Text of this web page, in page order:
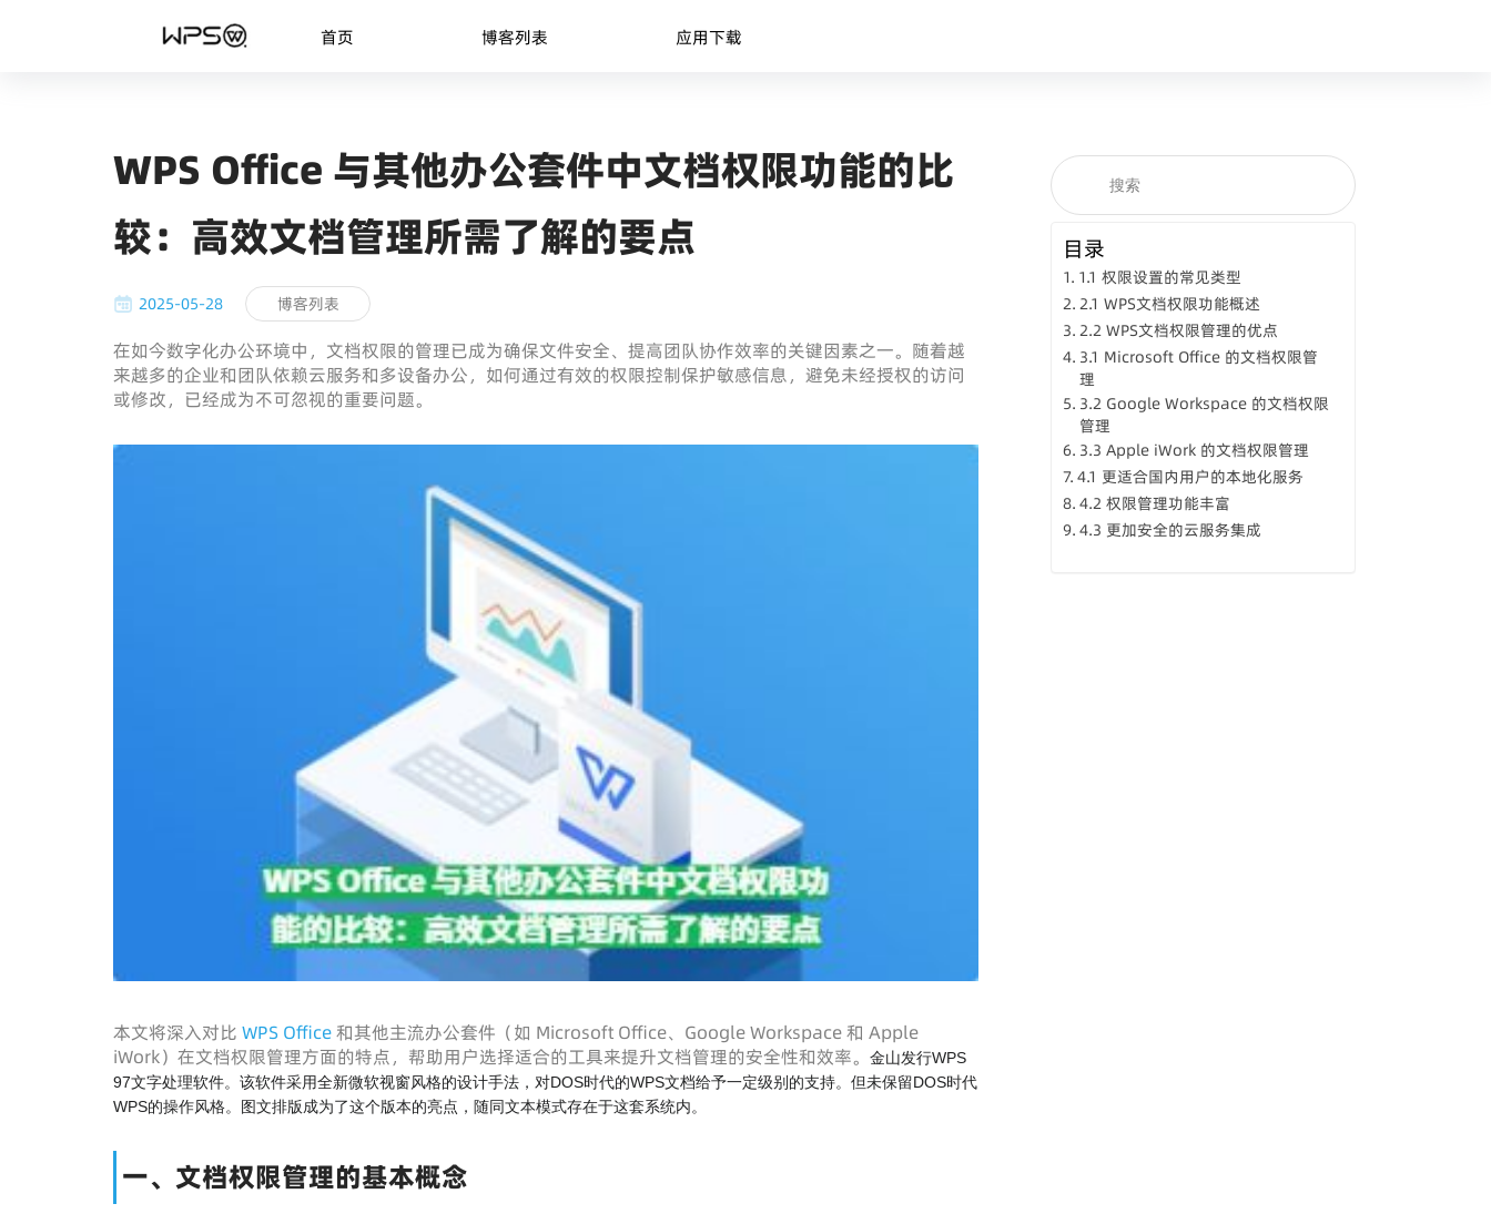
首页 博客列表 应用下载
WPS Office 与其他办公套件中文档权限功能的比
较：高效文档管理所需了解的要点
2025-05-28 博客列表
在如今数字化办公环境中，文档权限的管理已成为确保文件安全、提高团队协作效率的关键因素之一。随着越
来越多的企业和团队依赖云服务和多设备办公，如何通过有效的权限控制保护敏感信息，避免未经授权的访问
或修改，已经成为不可忽视的重要问题。
本文将深入对比 WPS Office和其他主流办公套件（如 Microsoft Office、Google Workspace 和 Apple
iWork）在文档权限管理方面的特点，帮助用户选择适合的工具来提升文档管理的安全性和效率。
金山发行WPS
97文字处理软件。该软件采用全新微软视窗风格的设计手法，对DOS时代的WPS文档给予一定级别的支持。但未保留DOS时代
WPS的操作风格。图文排版成为了这个版本的亮点，随同文本模式存在于这套系统内。
一、文档权限管理的基本概念
目录
1.1 权限设置的常见类型
2.1 WPS文档权限功能概述
2.2 WPS文档权限管理的优点
3.1 Microsoft Office 的文档权限管
理
3.2 Google Workspace 的文档权限
管理
3.3 Apple iWork 的文档权限管理
4.1 更适合国内用户的本地化服务
4.2 权限管理功能丰富
4.3 更加安全的云服务集成